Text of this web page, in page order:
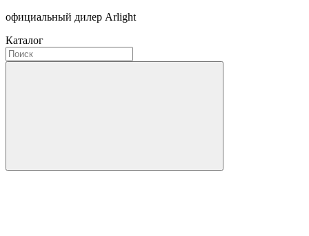
официальный дилер Arlight
Каталог